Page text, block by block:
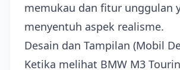
memukau dan fitur unggulan
menyentuh aspek realisme.
Desain dan Tampilan (Mobil
Ketika melihat BMW M3